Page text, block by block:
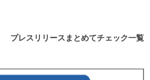
プレスリリースまとめてチェック一覧